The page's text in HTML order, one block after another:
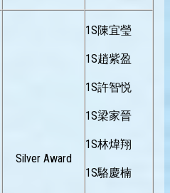
Silver Award
1S陳宜瑩
1S趙紫盈
1S許智悦
1S梁家晉
1S林煒翔
1S駱慶楠